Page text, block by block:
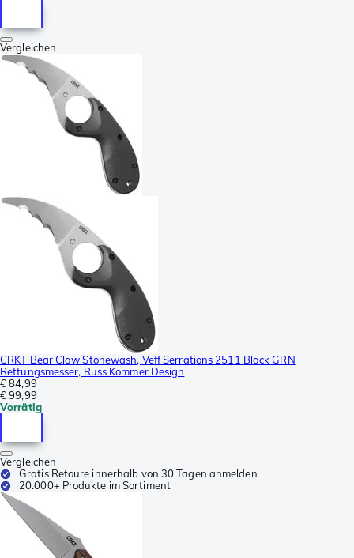
Vergleichen
CRKT Bear Claw Stonewash, Veff Serrations 2511 Black GRN
Rettungsmesser, Russ Kommer Design
€ 84,99
€ 99,99
Vorrätig
Vergleichen
Gratis Retoure innerhalb von 30 Tagen anmelden
20.000+ Produkte im Sortiment